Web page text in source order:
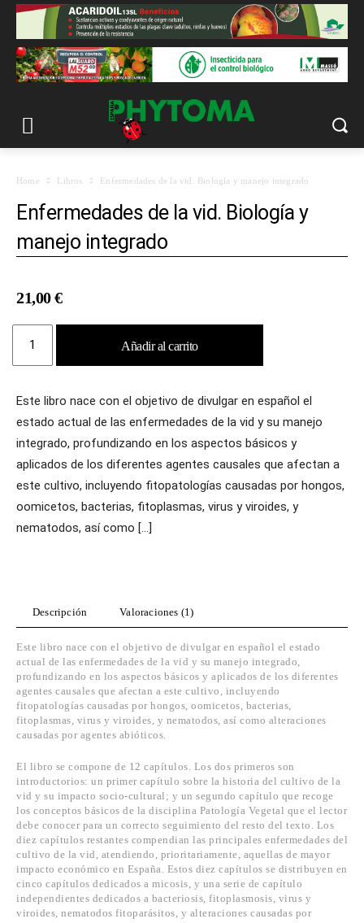
Home Libros Enfermedades de la vid. Biología y manejo integrado
Enfermedades de la vid. Biología y
manejo integrado
21,00€
la
Biología
integrado
cantidad
Añadir al carrito
Este libro nace con el objetivo de divulgar en español el
estado actual de las enfermedades de la vid y su manejo
integrado, profundizando en los aspectos básicos y
aplicados de los diferentes agentes causales que afectan a
este cultivo, incluyendo fitopatologías causadas por hongos,
oomicetos, bacterias, fitoplasmas, virus y viroides, y
nematodos, así como […]
Descripción Valoraciones (1)
Este libro nace con el objetivo de divulgar en español el estado
actual de las enfermedades de la vid y su manejo integrado,
profundizando en los aspectos básicos y aplicados de los diferentes
agentes causales que afectan a este cultivo, incluyendo
fitopatologías causadas por hongos, oomicetos, bacterias,
fitoplasmas, virus y viroides, y nematodos, así como alteraciones
causadas por agentes abióticos.
El libro se compone de 12 capítulos. Los dos primeros son
introductorios: un primer capítulo sobre la historia del cultivo de la
vid y su impacto socio-cultural; y un segundo capítulo que recoge
los conceptos básicos de la disciplina Patología Vegetal que el lector
debe conocer para un correcto seguimiento del resto del texto. Los
diez capítulos restantes compendian las principales enfermedades del
cultivo de la vid, atendiendo, prioritariamente, aquellas de mayor
impacto económico en España. Estos diez capítulos se distribuyen en
cinco capítulos dedicados a micosis, y una serie de capítulo
independientes dedicados a bacteriosis, fitoplasmosis, virus y
viroides, nematodos fitoparásitos, y alteraciones causadas por